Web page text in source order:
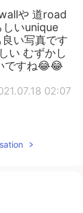
や 道road
いunique
い写真です
い むずかし
ですね😂😂
02:07
00:40
language